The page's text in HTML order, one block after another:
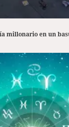
millonario en un